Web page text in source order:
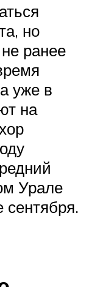
но
ранее
уже в
на
Урале
сентября.